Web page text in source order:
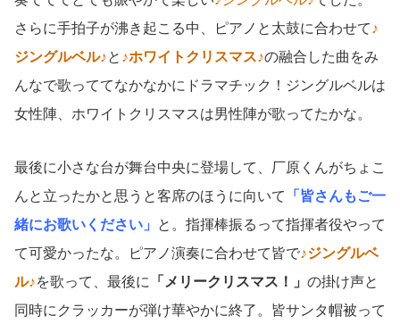
さらに手拍子が沸き起こる中、ピアノと太鼓に合わせて♪
ジングルベル♪と ♪ホワイトクリスマス♪の融合した曲をみ
んなで歌っててなかなかにドラマチック！ジングルベルは
女性陣、ホワイトクリスマスは男性陣が歌ってたかな。
最後に小さな台が舞台中央に登場して、厂原くんがちょこ
んと立ったかと思うと客席のほうに向いて
「皆さんもご一
緒にお歌いください」
と。指揮棒振るって指揮者役やって
て可愛かったな。ピアノ演奏に合わせて皆で♪ジングルベ
ル♪を歌って、最後に 「メリークリスマス！」 の掛け声と
同時にクラッカーが弾け華やかに終了。皆サンタ帽被って